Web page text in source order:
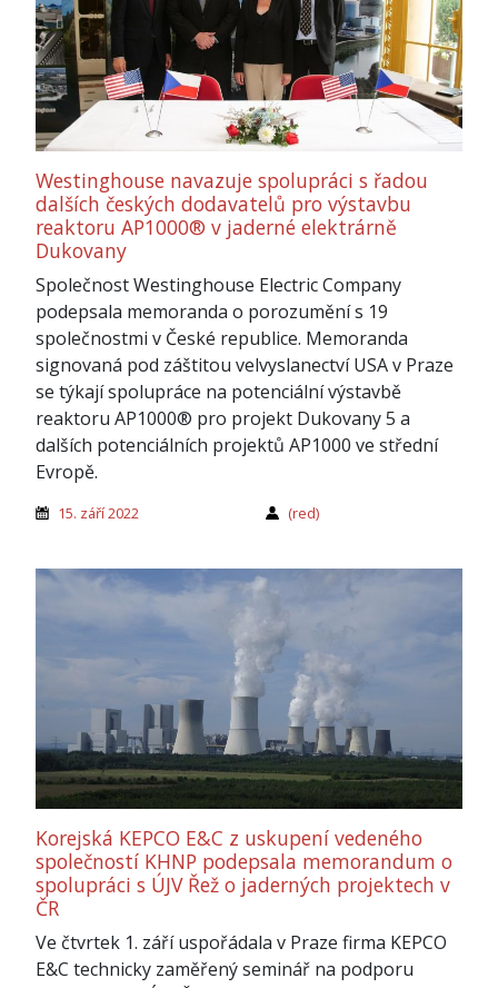
Westinghouse navazuje spolupráci s řadou
dalších českých dodavatelů pro výstavbu
reaktoru AP1000® v jaderné elektrárně
Dukovany
Společnost Westinghouse Electric Company
podepsala memoranda o porozumění s 19
společnostmi v České republice. Memoranda
signovaná pod záštitou velvyslanectví USA v Praze
se týkají spolupráce na potenciální výstavbě
reaktoru AP1000® pro projekt Dukovany 5 a
dalších potenciálních projektů AP1000 ve střední
Evropě.
15. září 2022 (red)
Korejská KEPCO E&C z uskupení vedeného
společností KHNP podepsala memorandum o
spolupráci s ÚJV Řež o jaderných projektech v
ČR
Ve čtvrtek 1. září uspořádala v Praze firma KEPCO
E&C technicky zaměřený seminář na podporu